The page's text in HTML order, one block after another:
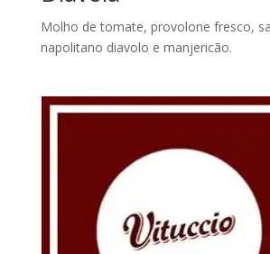
Molho de tomate, provolone fresco,
napolitano diavolo e manjericão.